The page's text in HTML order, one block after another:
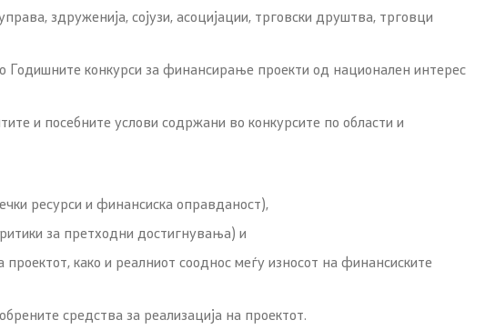
здруженија, сојузи, асоцијации, трговски друштва, трговци
конкурси за финансирање проекти од национален интерес
и посебните услови содржани во конкурсите по области и
ресурси и финансиска оправданост),
за претходни достигнувања) и
како и реалниот сооднос меѓу износот на финансиските
средства за реализација на проектот.